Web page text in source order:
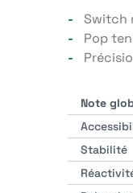
Switch
Pop
Note
Stabilité